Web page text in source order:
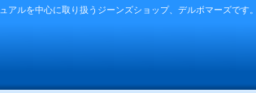
ルを中心に取り扱うジーンズショップ、デルボマーズです。